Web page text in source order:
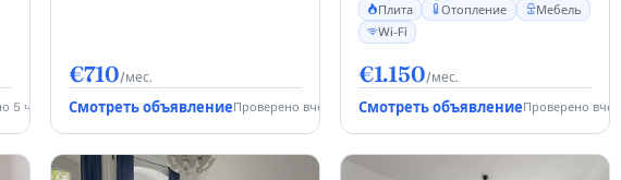
5 ч. назад
€710/мес.
Смотреть объявлениеПроверено вчера
Плита Отопление
Мебель
Wi‑Fi
€1.150/мес.
Смотреть объявлениеПроверено вчера